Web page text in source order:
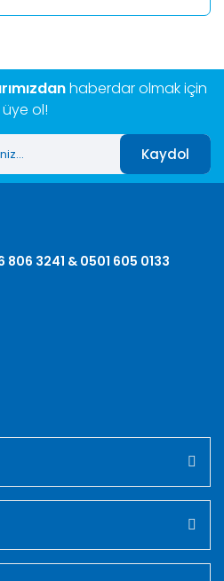
haberdar olmak için
üye ol!
Kaydol
3241 & 0501 605 0133